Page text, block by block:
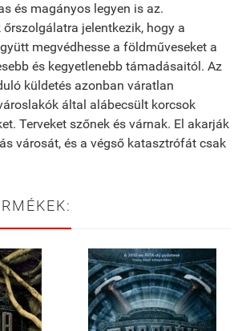
és magányos legyen is az.
őrszolgálatra jelentkezik, hogy a
megvédhesse a földműveseket a
és kegyetlenebb támadásaitól. Az
küldetés azonban váratlan
által alábecsült korcsok
Terveket szőnek és várnak. El akarják
városát, és a végső katasztrófát csak